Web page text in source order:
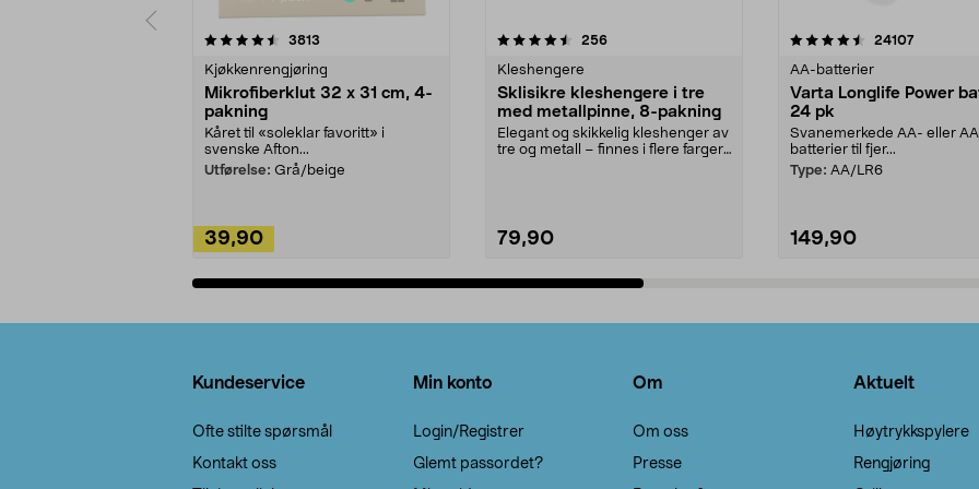
3813
Kjøkkenrengjøring
Mikrofiberklut 32 x 31 cm, 4-
pakning
Kåret til «soleklar favoritt» i
svenske Afton...
Utførelse: Grå/beige
39,90
4.5av 5 stjerner 256anmeldelser
Kleshengere
Sklisikre kleshengere i tre
med metallpinne, 8-pakning
Elegant og skikkelig kleshenger av
tre og metall – finnes i flere farger.
79,90
4.5av 5 stjerner 24107
AA-batterier
Varta Longlife Power
24 pk
Svanemerkede AA- eller
batterier til fjer...
Type: AA/LR6
149,90
4.5av 5 stjerner
Kundeservice
Ofte stilte spørsmål
Kontakt oss
Min konto
Login/Registrer
Glemt passordet?
Om
Om oss
Presse
Aktuelt
Høytrykkspylere
Rengjøring